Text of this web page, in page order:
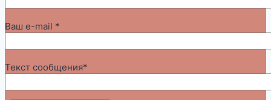
Ваш e-mail *
Текст сообщения*